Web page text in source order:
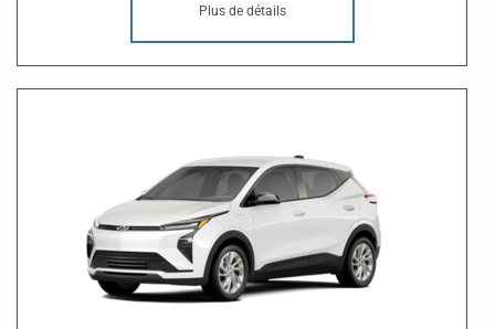
Plus de détails